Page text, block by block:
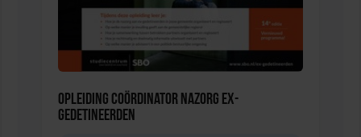
Opleiding Coördinator nazorg ex-
gedetineerden